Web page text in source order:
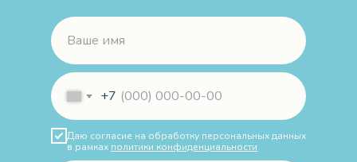
+7
Даю согласие на обработку персональных данных
в рамках политики конфиденциальности